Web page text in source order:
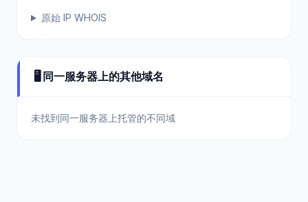
原始 IP WHOIS
🖥️ 同一服务器上的其他域名
未找到同一服务器上托管的不同域